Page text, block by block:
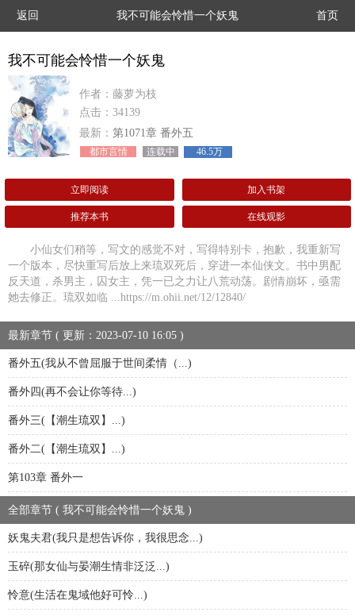
返回 我不可能会怜惜一个妖鬼 首页
我不可能会怜惜一个妖鬼
作者：藤萝为枝
点击：34139
最新： 第1071章 番外五
都市言情 连载中 46.5万
立即阅读 加入书架
推荐本书 在线观影
小仙女们稍等，写文的感觉不对，写得特别卡，抱歉，我重新写
一个版本，尽快重写后放上来琉双死后，穿进一本仙侠文。书中男配
反天道，杀男主，囚女主，凭一已之力让八荒动荡。剧情崩坏，亟需
她去修正。琉双如临 ...https://m.ohii.net/12/12840/
最新章节 ( 更新：2023-07-10 16:05 )
番外五(我从不曾屈服于世间柔情（...)
番外四(再不会让你等待...)
番外三(【潮生琉双】...)
番外二(【潮生琉双】...)
第103章 番外一
全部章节 ( 我不可能会怜惜一个妖鬼 )
妖鬼夫君(我只是想告诉你，我很思念...)
玉碎(那女仙与晏潮生情非泛泛...)
怜意(生活在鬼域他好可怜...)